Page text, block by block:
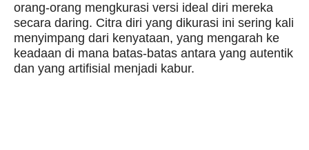
orang-orang mengkurasi versi ideal diri mereka
secara daring. Citra diri yang dikurasi ini sering kali
menyimpang dari kenyataan, yang mengarah ke
keadaan di mana batas-batas antara yang autentik
dan yang artifisial menjadi kabur.